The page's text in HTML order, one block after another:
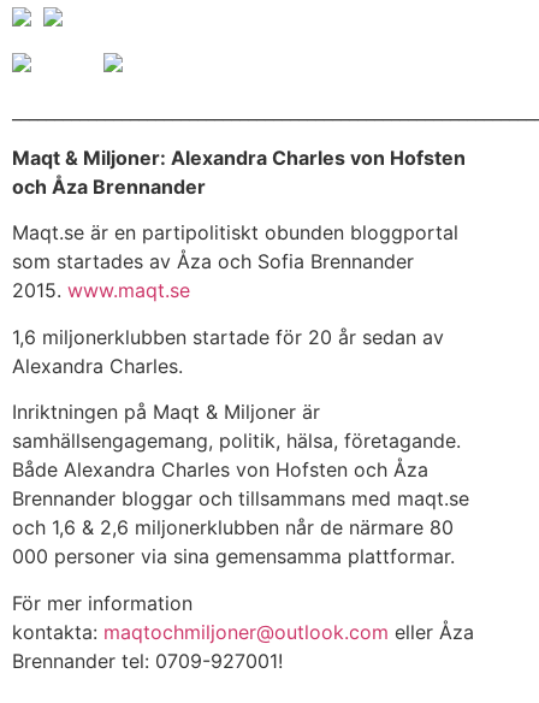
Maqt & Miljoner: Alexandra Charles von Hofsten
och Åza Brennander
Maqt.se är en partipolitiskt obunden bloggportal
som startades av Åza och Sofia Brennander
2015. www.maqt.se
1,6 miljonerklubben startade för 20 år sedan av
Alexandra Charles.
Inriktningen på Maqt & Miljoner är
samhällsengagemang, politik, hälsa, företagande.
Både Alexandra Charles von Hofsten och Åza
Brennander bloggar och tillsammans med maqt.se
och 1,6 & 2,6 miljonerklubben når de närmare 80
000 personer via sina gemensamma plattformar.
För mer information
kontakta: maqtochmiljoner@outlook.com eller Åza
Brennander tel: 0709-927001!